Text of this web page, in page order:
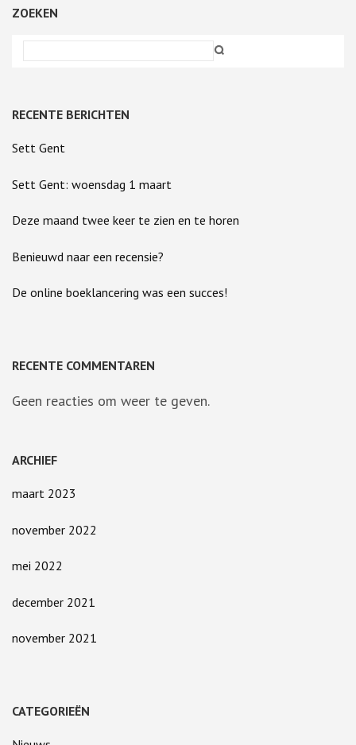
ZOEKEN
RECENTE BERICHTEN
Sett Gent
Sett Gent: woensdag 1 maart
Deze maand twee keer te zien en te horen
Benieuwd naar een recensie?
De online boeklancering was een succes!
RECENTE COMMENTAREN
Geen reacties om weer te geven.
ARCHIEF
maart 2023
november 2022
mei 2022
december 2021
november 2021
CATEGORIEËN